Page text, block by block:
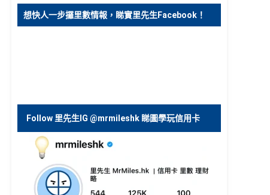
想快人一步攞里數情報，睇實里先生Facebook！
Follow 里先生IG @mrmileshk 睇圖學玩信用卡